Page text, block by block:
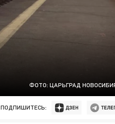
ФОТО: ЦАРЬГРАД
ПОДПИШИТЕСЬ: